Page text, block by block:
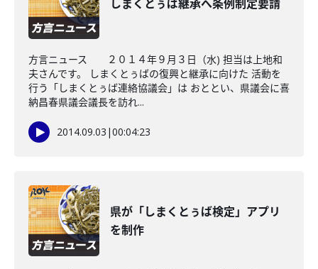
しまくとぅば継承へ条例制定要請
方言ニュース ２０１４年９月３日（水) 担当は上地和
夫さんです。 しまくとぅばの復興と継承に向けた 活動を
行う「しまくとぅば連絡協議会」は おととい、県議会に喜
納昌春県議会議長を訪れ...
2014.09.03 |00:04:23
県が「しまくとぅば検定」アプリ
を制作